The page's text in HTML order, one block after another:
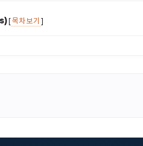
[목차 보기 ]